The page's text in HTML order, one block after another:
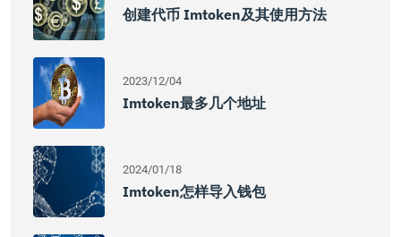
创建代币 Imtoken及其使用方法
2023/12/04
Imtoken最多几个地址
2024/01/18
Imtoken怎样导入钱包